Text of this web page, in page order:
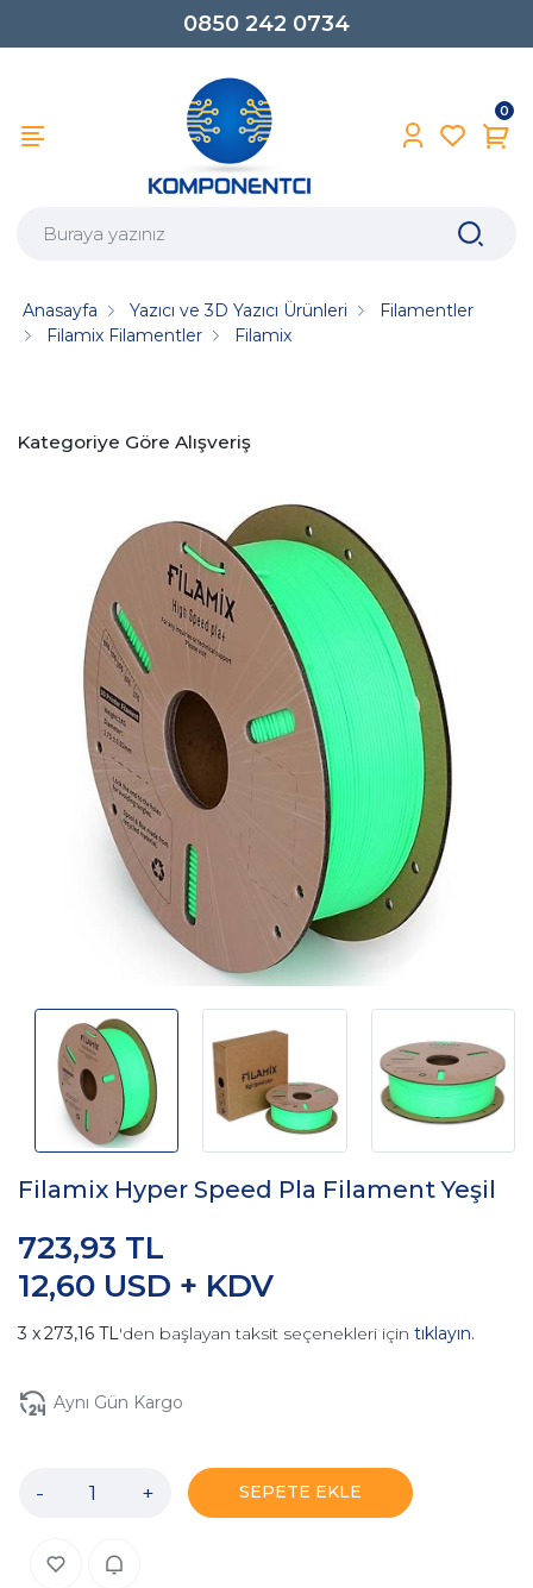
0850 242 0734
0
Anasayfa Yazıcı ve 3D Yazıcı Ürünleri
Filamentler
Filamix Filamentler
Filamix
Kategoriye Göre Alışveriş
Filamix Hyper Speed Pla Filament Yeşil
12,60 USD + KDV
723,93 TL
273,16 TL'den başlayan taksit seçenekleri için tıklayın.
Aynı Gün Kargo
- + SEPETE EKLE